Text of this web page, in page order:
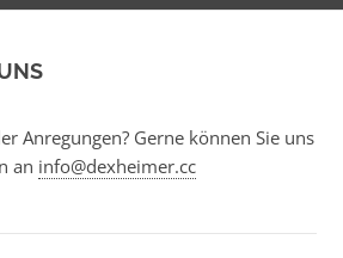
Anregungen? Gerne können Sie uns
an info@dexheimer.cc